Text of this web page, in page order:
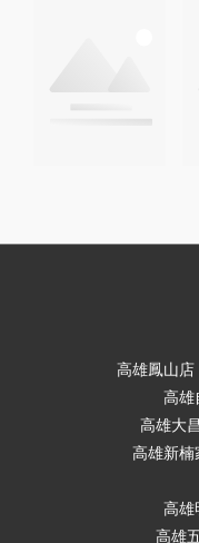
高雄鳳山
高雄
高雄大
高雄新楠
高雄
高雄